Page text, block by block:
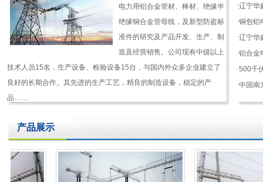
电力用铝合金管材、棒材、绝缘半
绝缘铜合金管母线，及新型防盗标
准件的研究及产品开发、生产、制
造及经营销售。公司现有中级以上
技术人员15名，生产设备、检验设备15台，与国内外众多企业建立了
良好的长期合作。其先进的生产工艺，精良的制造设备，稳定的产
品……
·辽宁华
·铜包铝
·辽宁华
·铝合金
·500千
·中国南
产品展示